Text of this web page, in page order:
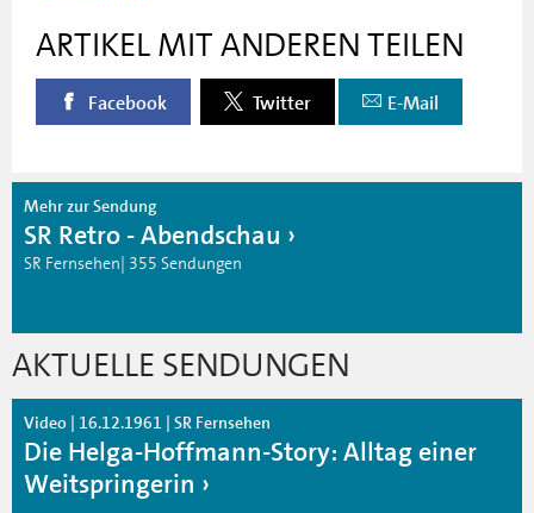
ARTIKEL MIT ANDEREN TEILEN
Facebook Twitter E-Mail
Mehr zur Sendung
SR Retro - Abendschau
SR Fernsehen| 355 Sendungen
AKTUELLE SENDUNGEN
Video | 16.12.1961 | SR Fernsehen
Die Helga-Hoffmann-Story: Alltag einer
Weitspringerin